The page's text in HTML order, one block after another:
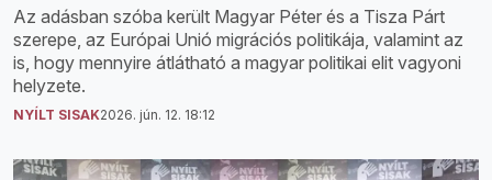
Az adásban szóba került Magyar Péter és a Tisza Párt
szerepe, az Európai Unió migrációs politikája, valamint az
is, hogy mennyire átlátható a magyar politikai elit vagyoni
helyzete.
NYÍLT SISAK2026. jún. 12. 18:12